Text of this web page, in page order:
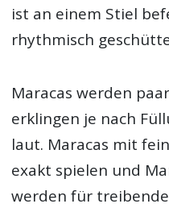
ist an einem Stiel
rhythmisch
Maracas werden
erklingen je nach
laut. Maracas mit
exakt spielen und
werden für